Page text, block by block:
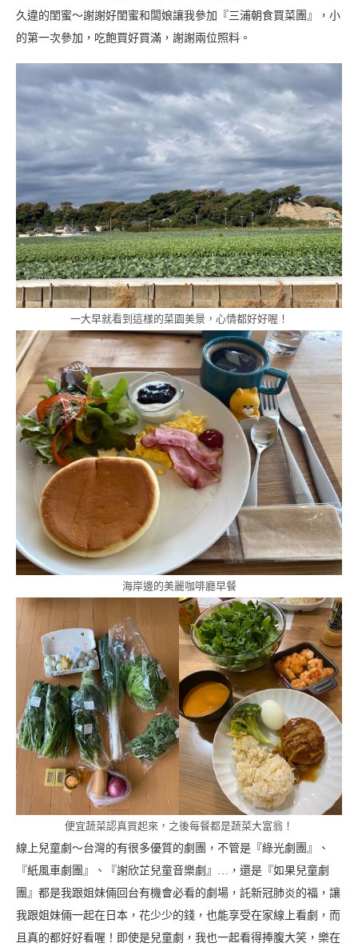
久違的閨蜜～謝謝好閨蜜和闆娘讓我參加『三浦朝食買菜團』，小
的第一次參加，吃飽買好買滿，謝謝兩位照料。
一大早就看到這樣的菜園美景，心情都好好喔！
海岸邊的美麗咖啡廳早餐
便宜蔬菜認真買起來，之後每餐都是蔬菜大富翁！
線上兒童劇～台灣的有很多優質的劇團，不管是『綠光劇團』、
『紙風車劇團』、『謝欣芷兒童音樂劇』…，還是『如果兒童劇
團』都是我跟姐妹倆回台有機會必看的劇場，託新冠肺炎的福，讓
我跟姐妹倆一起在日本，花少少的錢，也能享受在家線上看劇，而
且真的都好好看喔！即使是兒童劇，我也一起看得捧腹大笑，樂在